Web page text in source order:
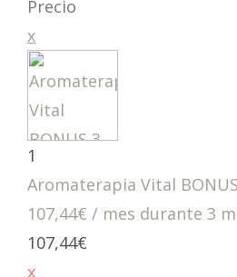
Precio
x
1
Aromaterapia Vital
107,44€ / mes durante 3
107,44€
x